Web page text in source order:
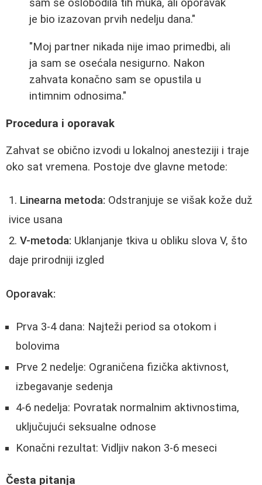
sam se oslobodila tih muka, ali oporavak
je bio izazovan prvih nedelju dana."
"Moj partner nikada nije imao primedbi, ali
ja sam se osećala nesigurno. Nakon
zahvata konačno sam se opustila u
intimnim odnosima."
Procedura i oporavak
Zahvat se obično izvodi u lokalnoj anesteziji i traje
oko sat vremena. Postoje dve glavne metode:
Linearna metoda: Odstranjuje se višak kože duž
ivice usana
V-metoda: Uklanjanje tkiva u obliku slova V, što
daje prirodniji izgled
Oporavak:
Prva 3-4 dana: Najteži period sa otokom i
bolovima
Prve 2 nedelje: Ograničena fizička aktivnost,
izbegavanje sedenja
4-6 nedelja: Povratak normalnim aktivnostima,
uključujući seksualne odnose
Konačni rezultat: Vidljiv nakon 3-6 meseci
Česta pitanja